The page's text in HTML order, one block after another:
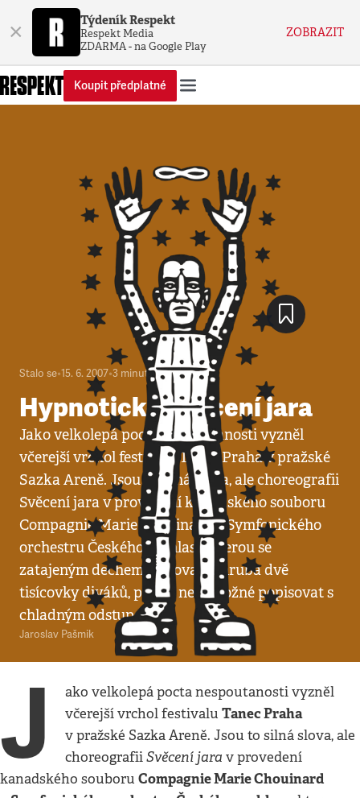
× Týdeník Respekt
Respekt Media
ZDARMA - na Google Play
ZOBRAZIT
Koupit předplatné
Stalo se•15. 6. 2007•3 minuty
Hypnotické Svěcení jara
Jako velkolepá pocta nespoutanosti vyzněl
včerejší vrchol festivalu Tanec Praha v pražské
Sazka Areně. Jsou to silná slova, ale choreografii
Svěcení jara v provedení kanadského souboru
Compagnie Marie Chouinard a Symfonického
orchestru Českého rozhlasu, kterou se
zatajeným dechem sledovaly zhruba dvě
tisícovky diváků, prostě není možné popisovat s
chladným odstupem.
Jaroslav Pašmik
J
ako velkolepá pocta nespoutanosti vyzněl
včerejší vrchol festivaluTanec Praha
v pražské Sazka Areně. Jsou to silná slova, ale
choreografiiSvěcení jara v provedení
kanadského souboru Compagnie Marie Chouinard